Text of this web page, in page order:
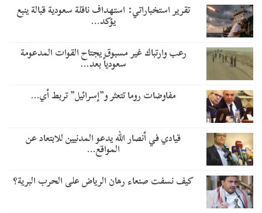
تقرير استخباراتي: استهداف ناقلة سعودية قبالة ينبع
يؤكد…
رعب وارتباك غير مسبوق يجتاح القوات المدعومة
سعودياً بعد…
مفاوضات روما تتعثر و”إسرائيل” تربط أي…
قيادي في أنصار الله يدعو المدنيين للابتعاد عن
المواقع…
كيف نسفت صنعاء رهان الرياض على الحرب البرية؟